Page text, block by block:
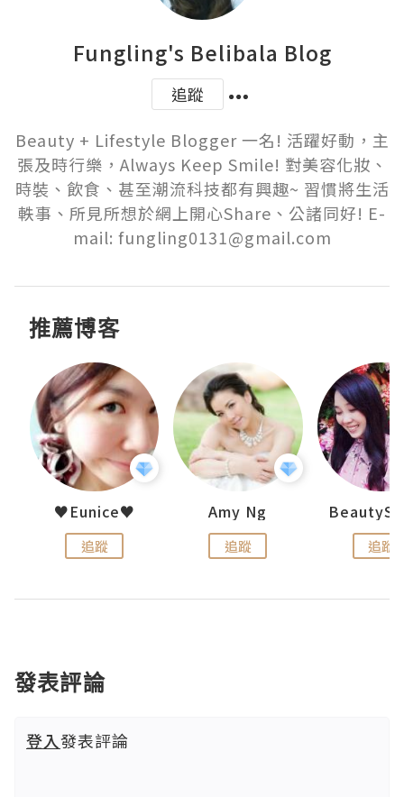
Fungling's Belibala Blog
追蹤
Beauty + Lifestyle Blogger 一名! 活躍好動，主
張及時行樂，Always Keep Smile! 對美容化妝、
時裝、飲食、甚至潮流科技都有興趣~ 習慣將生活
軼事、所見所想於網上開心Share、公諸同好! E-
mail: fungling0131@gmail.com
推薦博客
♥Eunice♥
追蹤
Amy Ng
追蹤 追蹤
發表評論
登入發表評論